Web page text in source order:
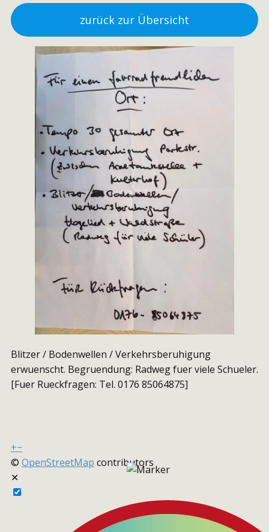
zurück zur Übersicht
Blitzer / Bodenwellen / Verkehrsberuhigung
erwuenscht. Begruendung: Radweg fuer viele Schueler.
[Fuer Rueckfragen: Tel. 0176 85064875]
+−
© OpenStreetMap contributors
✕